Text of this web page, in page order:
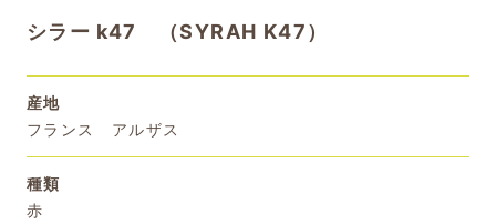
シラー k47 （SYRAH K47）
産地
フランス アルザス
種類
赤